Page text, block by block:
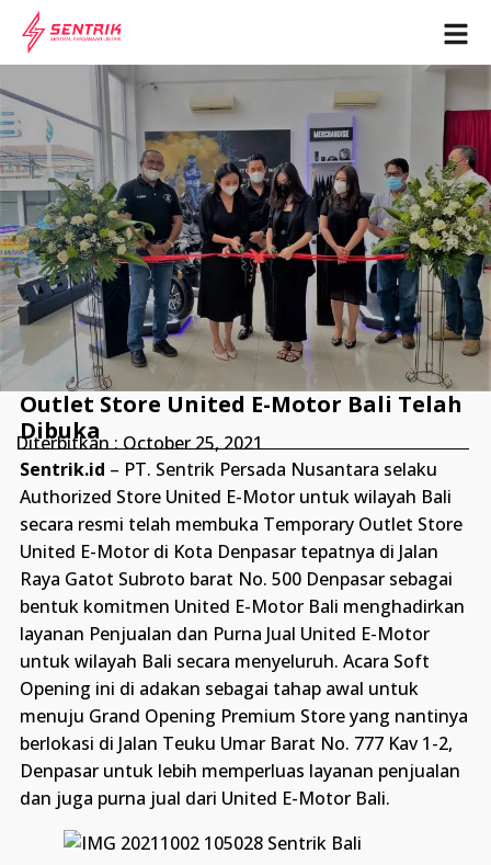
Outlet Store United E-Motor Bali Telah
Dibuka
Diterbitkan :October 25, 2021
Sentrik.id – PT. Sentrik Persada Nusantara selaku
Authorized Store United E-Motor untuk wilayah Bali
secara resmi telah membuka Temporary Outlet Store
United E-Motor di Kota Denpasar tepatnya di Jalan
Raya Gatot Subroto barat No. 500 Denpasar sebagai
bentuk komitmen United E-Motor Bali menghadirkan
layanan Penjualan dan Purna Jual United E-Motor
untuk wilayah Bali secara menyeluruh. Acara Soft
Opening ini di adakan sebagai tahap awal untuk
menuju Grand Opening Premium Store yang nantinya
berlokasi di Jalan Teuku Umar Barat No. 777 Kav 1-2,
Denpasar untuk lebih memperluas layanan penjualan
dan juga purna jual dari United E-Motor Bali.